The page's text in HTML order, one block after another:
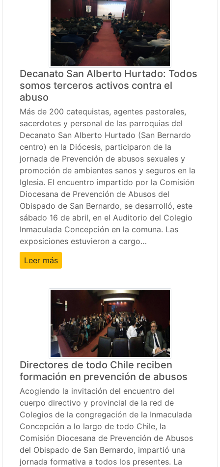
Decanato San Alberto Hurtado: Todos
somos terceros activos contra el
abuso
Más de 200 catequistas, agentes pastorales,
sacerdotes y personal de las parroquias del
Decanato San Alberto Hurtado (San Bernardo
centro) en la Diócesis, participaron de la
jornada de Prevención de abusos sexuales y
promoción de ambientes sanos y seguros en la
Iglesia. El encuentro impartido por la Comisión
Diocesana de Prevención de Abusos del
Obispado de San Bernardo, se desarrolló, este
sábado 16 de abril, en el Auditorio del Colegio
Inmaculada Concepción en la comuna. Las
exposiciones estuvieron a cargo…
Leer más
Directores de todo Chile reciben
formación en prevención de abusos
Acogiendo la invitación del encuentro del
cuerpo directivo y provincial de la red de
Colegios de la congregación de la Inmaculada
Concepción a lo largo de todo Chile, la
Comisión Diocesana de Prevención de Abusos
del Obispado de San Bernardo, impartió una
jornada formativa a todos los presentes. La